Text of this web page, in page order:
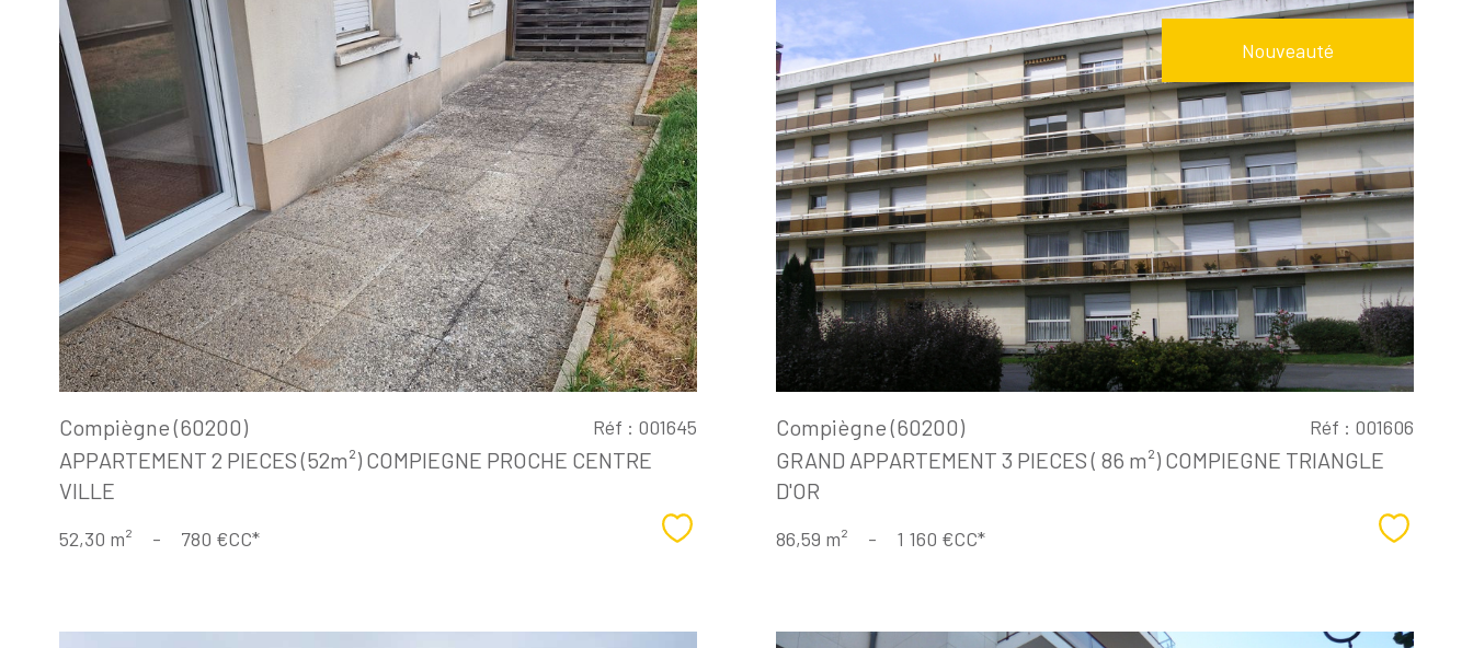
Voir le
bien
Compiègne (60200)
APPARTEMENT 2 PIECES (52m²) COMPIEGNE PROCHE CENTRE
VILLE
Réf : 001645
52,30 m² - 780 €CC* Sélectionner
Nouveauté
Voir le
bien
Compiègne (60200)
GRAND APPARTEMENT 3 PIECES ( 86 m²) COMPIEGNE TRIANGLE
D'OR
Réf : 001606
86,59 m² - 1 160 €CC*